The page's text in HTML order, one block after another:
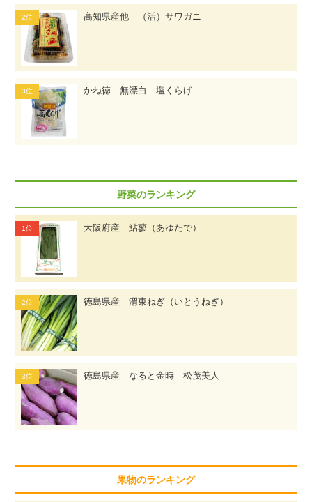
高知県産他 （活）サワガニ
かね徳 無漂白 塩くらげ
野菜のランキング
大阪府産 鮎蓼（あゆたで）
徳島県産 渭東ねぎ（いとうねぎ）
徳島県産 なると金時 松茂美人
果物のランキング